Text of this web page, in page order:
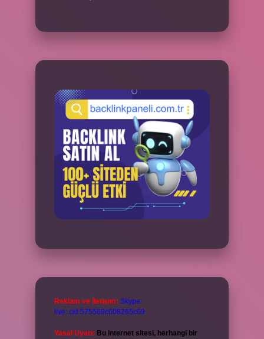
Reklam ve İletişim: Skype:
live:.cid.575569c608265c69
Yasal Uyarı: Bu internet sitesi, herhangi bir